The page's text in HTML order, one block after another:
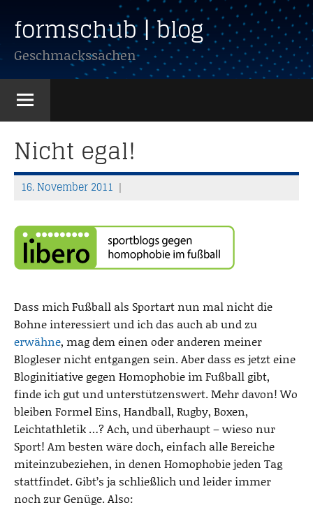
Inhalt
springen
formschub | blog
Geschmackssachen
Nicht egal!
16. November 2011
T
o
m
a
Dass mich Fußball als Sportart nun mal nicht die
Bohne interessiert und ich das auch ab und zu
erwähne, mag dem einen oder anderen meiner
Blogleser nicht entgangen sein. Aber dass es jetzt eine
Bloginitiative gegen Homophobie im Fußball gibt,
finde ich gut und unterstützenswert. Mehr davon! Wo
bleiben Formel Eins, Handball, Rugby, Boxen,
Leichtathletik …? Ach, und überhaupt – wieso nur
Sport! Am besten wäre doch, einfach alle Bereiche
miteinzubeziehen, in denen Homophobie jeden Tag
stattfindet. Gibt’s ja schließlich und leider immer
noch zur Genüge. Also: